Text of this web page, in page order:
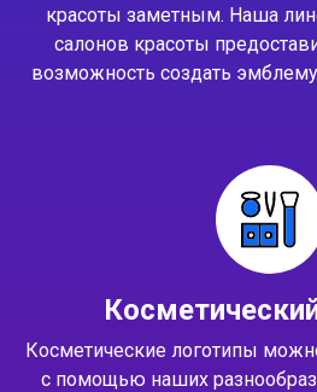
красоты заметным. Наша
салонов красоты
возможность создать
Косметические логотипы
с помощью наших